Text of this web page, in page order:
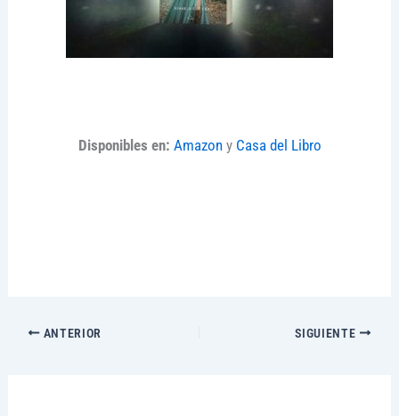
Disponibles en: Amazony Casa del Libro
ANTERIOR SIGUIENTE